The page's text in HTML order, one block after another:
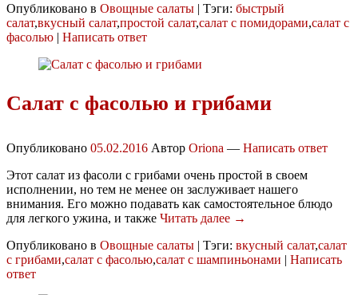
Опубликовано в Овощные салаты | Тэги: быстрый
салат,вкусный салат,простой салат,салат с помидорами,салат с
фасолью | Написать ответ
Салат с фасолью и грибами
Опубликовано 05.02.2016 Автор Oriona — Написать ответ
Этот салат из фасоли с грибами очень простой в своем
исполнении, но тем не менее он заслуживает нашего
внимания. Его можно подавать как самостоятельное блюдо
для легкого ужина, и также Читать далее →
Опубликовано в Овощные салаты | Тэги: вкусный салат,салат
с грибами,салат с фасолью,салат с шампиньонами | Написать
ответ